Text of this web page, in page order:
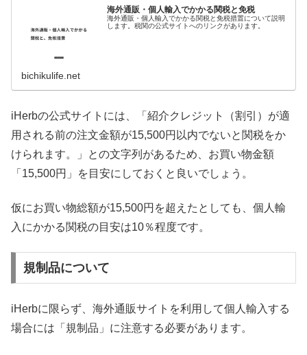
海外通販・個人輸入でかかる関税と免税
海外通販・個人輸入でかかる関税と免税措置について説明
します。税関の公式サイトへのリンクがあります。
bichikulife.net
iHerbの公式サイトには、「紹介クレジット（割引）が適
用される前の注文金額が15,500円以内でないと関税をか
けられます。」との文字列があるため、お買い物金額
「15,500円」を目安にしておくと良いでしょう。
仮にお買い物総額が15,500円を超えたとしても、個人輸
入にかかる関税の目安は10％程度です。
規制品について
iHerbに限らず、海外通販サイトを利用して個人輸入する
場合には「規制品」に注意する必要があります。